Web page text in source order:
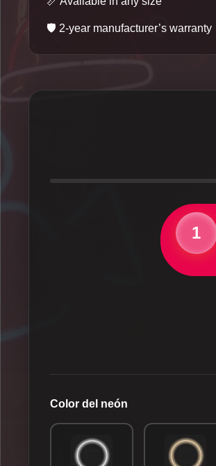
🛡️ 2-year manufacturer’s warranty
1
Color del neón